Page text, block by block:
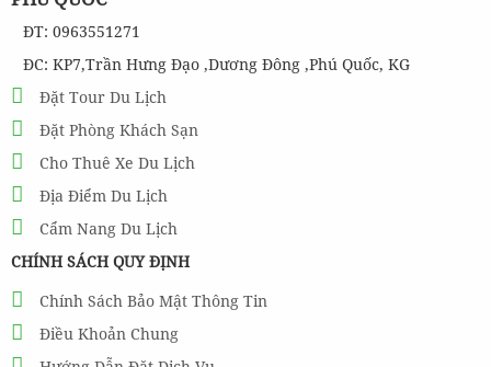
ĐT: 0963551271
ĐC: KP7,Trần Hưng Đạo ,Dương Đông ,Phú Quốc, KG
Đặt Tour Du Lịch
Đặt Phòng Khách Sạn
Cho Thuê Xe Du Lịch
Địa Điểm Du Lịch
Cẩm Nang Du Lịch
CHÍNH SÁCH QUY ĐỊNH
Chính Sách Bảo Mật Thông Tin
Điều Khoản Chung